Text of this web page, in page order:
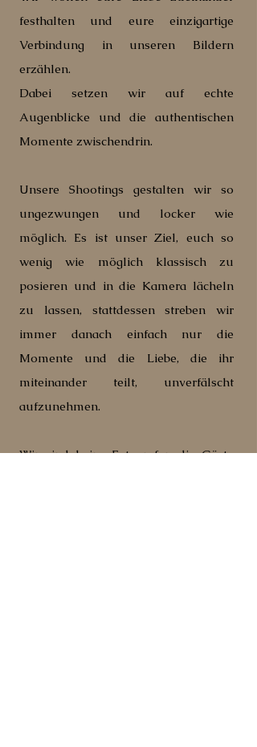
festhalten und eure einzigartige
Verbindung in unseren Bildern
erzählen.
Dabei setzen wir auf echte
Augenblicke und die authentischen
Momente zwischendrin.
Unsere Shootings gestalten wir so
ungezwungen und locker wie
möglich. Es ist unser Ziel, euch so
wenig wie möglich klassisch zu
posieren und in die Kamera lächeln
zu lassen, stattdessen streben wir
immer danach einfach nur die
Momente und die Liebe, die ihr
miteinander teilt, unverfälscht
aufzunehmen.
Wir sind keine Fotografen die Gäste